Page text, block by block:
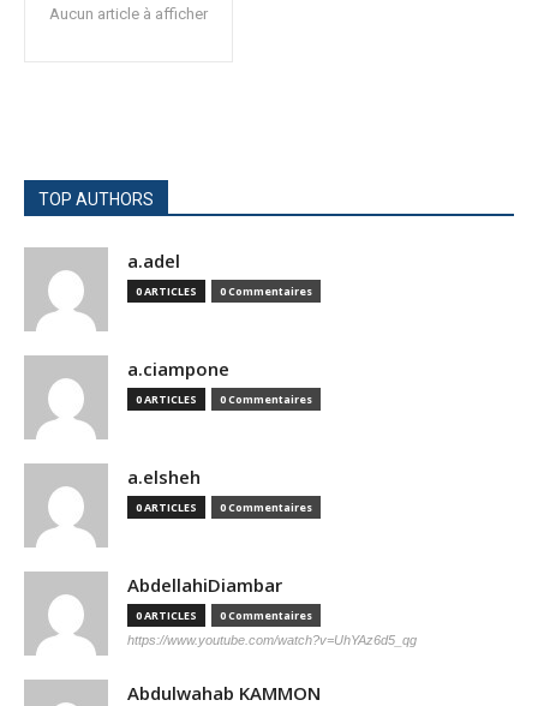
Aucun article à afficher
TOP AUTHORS
a.adel
0 ARTICLES 0 Commentaires
a.ciampone
0 ARTICLES 0 Commentaires
a.elsheh
0 ARTICLES 0 Commentaires
AbdellahiDiambar
0 ARTICLES 0 Commentaires
https://www.youtube.com/watch?v=UhYAz6d5_qg
Abdulwahab KAMMON